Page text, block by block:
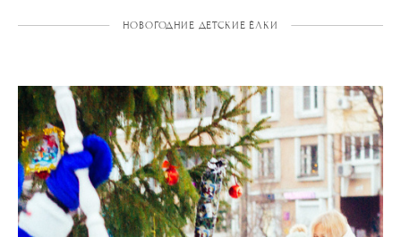
НОВОГОДНИЕ ДЕТСКИЕ ЁЛКИ